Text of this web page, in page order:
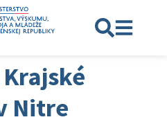
Krajské
Nitre